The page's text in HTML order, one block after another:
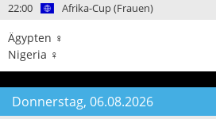
22:00 Afrika-Cup (Frauen)
Ägypten ♀
Nigeria ♀
Donnerstag, 06.08.2026